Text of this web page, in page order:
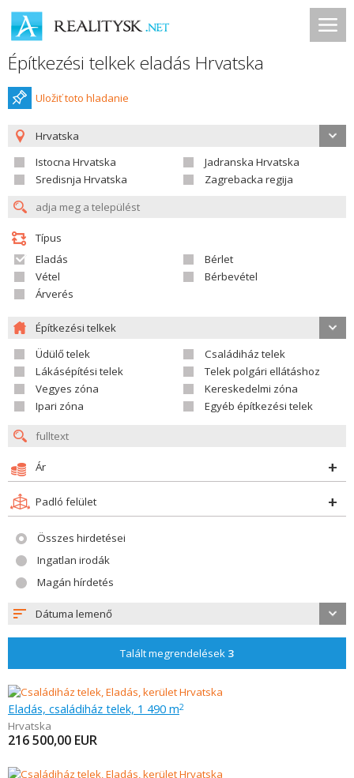
Építkezési telkek eladás Hrvatska
Uložiť toto hladanie
Hrvatska
Istocna Hrvatska
Jadranska Hrvatska
Sredisnja Hrvatska
Zagrebacka regija
Típus
Eladás
Bérlet
Vétel
Bérbevétel
Árverés
Építkezési telkek
Üdülő telek
Családiház telek
Lákásépítési telek
Telek polgári ellátáshoz
Vegyes zóna
Kereskedelmi zóna
Ipari zóna
Egyéb építkezési telek
Ár
Padló felület
Összes hirdetései
Ingatlan irodák
Magán hírdetés
Dátuma lemenő
Talált megrendelések 3
Eladás, családiház telek, 1 490 m2
Hrvatska
216 500,00 EUR